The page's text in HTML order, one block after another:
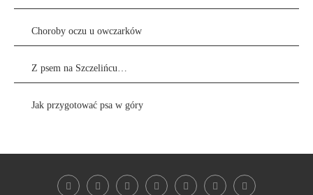
Choroby oczu u owczarków
Z psem na Szczelińcu…
Jak przygotować psa w góry